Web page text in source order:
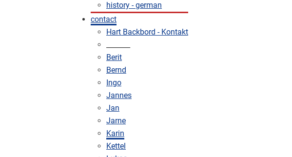
history - german
contact
Hart Backbord - Kontakt
Berit
Bernd
Ingo
Jannes
Jan
Jarne
Karin
Kettel